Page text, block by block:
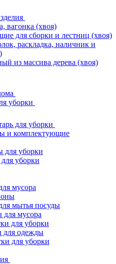
вагонка (хвоя)
для сборки и лестниц (хвоя)
раскладка, наличник и
из массива дерева (хвоя)
уборки
для уборки
и комплектующие
для уборки
уборки
мусора
мытья посуды
для мусора
для уборки
для одежды
для уборки